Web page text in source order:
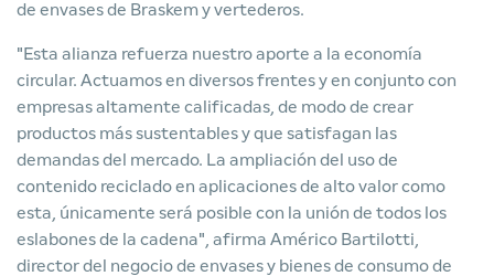
de envases de Braskem y vertederos.
"Esta alianza refuerza nuestro aporte a la economía
circular. Actuamos en diversos frentes y en conjunto con
empresas altamente calificadas, de modo de crear
productos más sustentables y que satisfagan las
demandas del mercado. La ampliación del uso de
contenido reciclado en aplicaciones de alto valor como
esta, únicamente será posible con la unión de todos los
eslabones de la cadena", afirma Américo Bartilotti,
director del negocio de envases y bienes de consumo de